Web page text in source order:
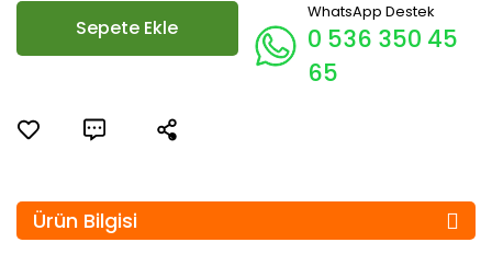
Sepete Ekle
WhatsApp Destek
0 536 350 45
65
Ürün Bilgisi